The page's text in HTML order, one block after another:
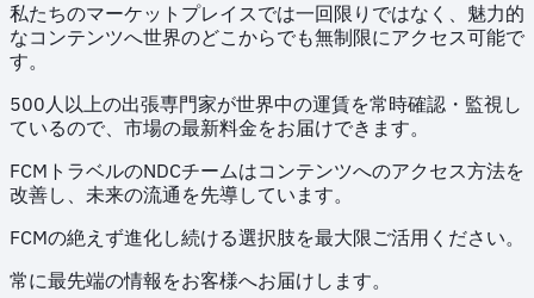
私たちのマーケットプレイスでは一回限りではなく、魅力的
なコンテンツへ世界のどこからでも無制限にアクセス可能で
す。
500人以上の出張専門家が世界中の運賃を常時確認・監視し
ているので、市場の最新料金をお届けできます。
FCMトラベルのNDCチームはコンテンツへのアクセス方法を
改善し、未来の流通を先導しています。
FCMの絶えず進化し続ける選択肢を最大限ご活用ください。
常に最先端の情報をお客様へお届けします。